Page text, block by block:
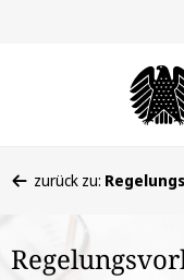
befinden
hier:
zurück zu: